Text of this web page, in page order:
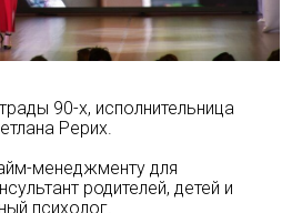
90-х, исполнительница
Рерих.
менеджменту для
родителей, детей и
психолог.